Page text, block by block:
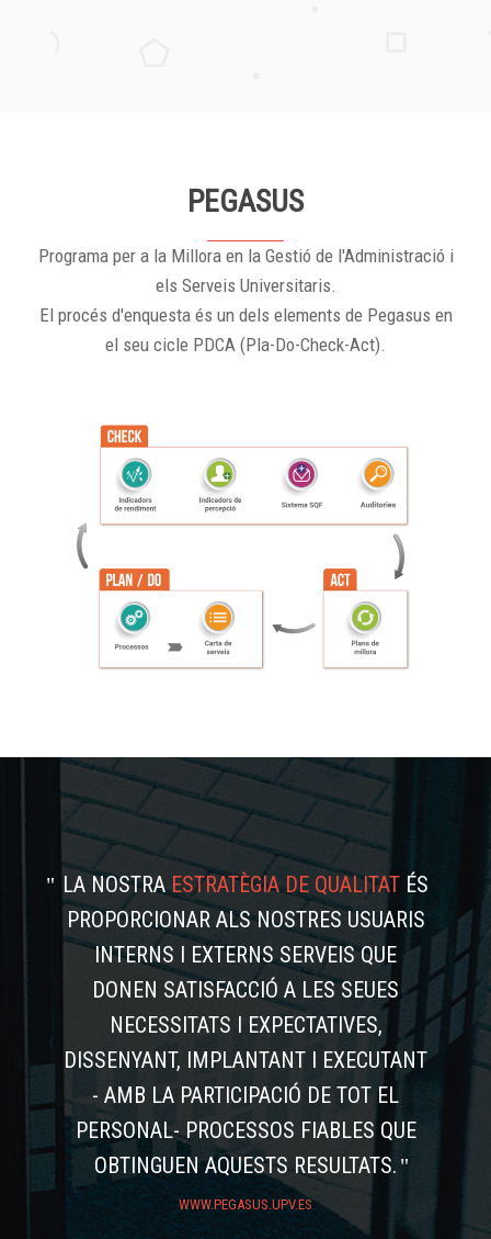
PEGASUS
Programa per a la Millora en la Gestió de l'Administració i
els Serveis Universitaris.
El procés d'enquesta és un dels elements de Pegasus en
el seu cicle PDCA (Pla-Do-Check-Act).
LA NOSTRAESTRATÈGIA DE QUALITAT ÉS
PROPORCIONAR ALS NOSTRES USUARIS
INTERNS I EXTERNS SERVEIS QUE
DONEN SATISFACCIÓ A LES SEUES
NECESSITATS I EXPECTATIVES,
DISSENYANT, IMPLANTANT I EXECUTANT
- AMB LA PARTICIPACIÓ DE TOT EL
PERSONAL- PROCESSOS FIABLES QUE
OBTINGUEN AQUESTS RESULTATS.
WWW.PEGASUS.UPV.ES